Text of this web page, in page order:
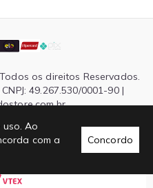
Ao
com a
Concordo
os direitos Reservados.
CNPJ: 49.267.530/0001-90 |